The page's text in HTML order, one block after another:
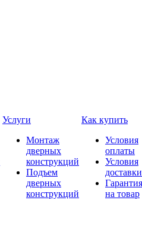
Услуги
Монтаж
дверных
конструкций
Подъем
дверных
конструкций
Как купить
Условия
оплаты
Условия
доставки
Гарантия
на товар